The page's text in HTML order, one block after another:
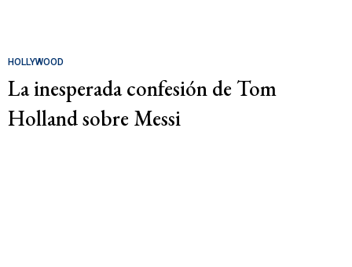
HOLLYWOOD
La inesperada confesión de Tom
Holland sobre Messi